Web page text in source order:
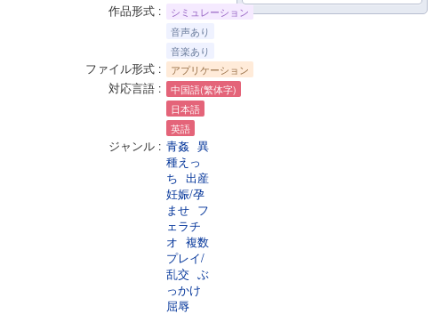
作品形式
シミュレーション
音声あり
音楽あり
ファイル形式 アプリケーション
対応言語
中国語(繁体字)
日本語
英語
ジャンル 青姦 異
種えっ
ち 出産
妊娠/孕
ませ フ
ェラチ
オ 複数
プレイ/
乱交 ぶ
っかけ
屈辱